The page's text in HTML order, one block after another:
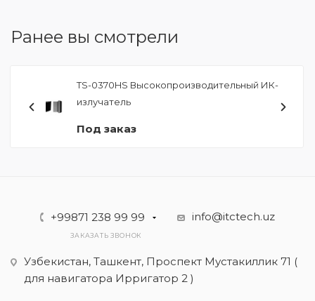
Ранее вы смотрели
TS-0370HS Высокопроизводительный ИК-
излучатель
Под заказ
+99871 238 99 99
ЗАКАЗАТЬ ЗВОНОК
info@itctech.uz
Узбекистан, Ташкент, Проспект Мустакиллик 71 (
для навигатора Ирригатор 2 )